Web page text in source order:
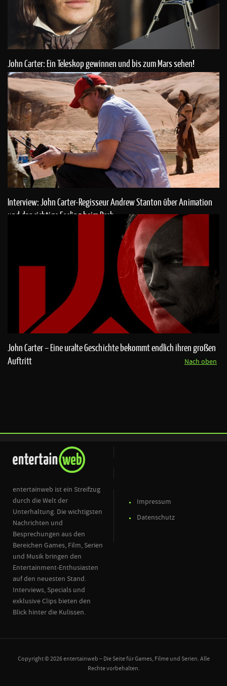
John Carter: Ein Teleskop gewinnen und bis zum Mars sehen!
Interview: John Carter-Regisseur Andrew Stanton über Animation
und das richtige Feeling beim Dreh
John Carter – Eine uralte Geschichte bekommt endlich ihren großen
Auftritt
Nach oben
entertainweb ist ein Streifzug
durch die Welt der
Unterhaltung. Die wichtigsten
Nachrichten und
Besprechungen aus den
Bereichen Games, Film, Serien
und Musik bringen den
Entertainment-Enthusiasten
auf den neuesten Stand.
Interviews, Specials und
exklusive Clips bieten den
Blick hinter die Kulissen.
Impressum
Datenschutz
Copyright © 2026 entertainweb – Die Seite für Games, Filme und Serien. Alle
Rechte vorbehalten.